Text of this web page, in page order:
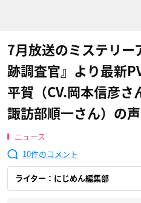
7月放送のミステリー
跡調査官』より最新
平賀（CV.岡本信彦さ
諏訪部順一さん）の声
ニュース
10
ライター：にじめん編集部